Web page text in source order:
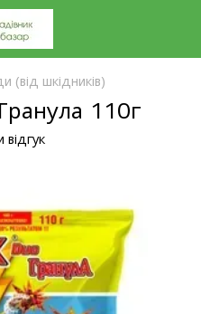
(від шкідників)
110г
відгук